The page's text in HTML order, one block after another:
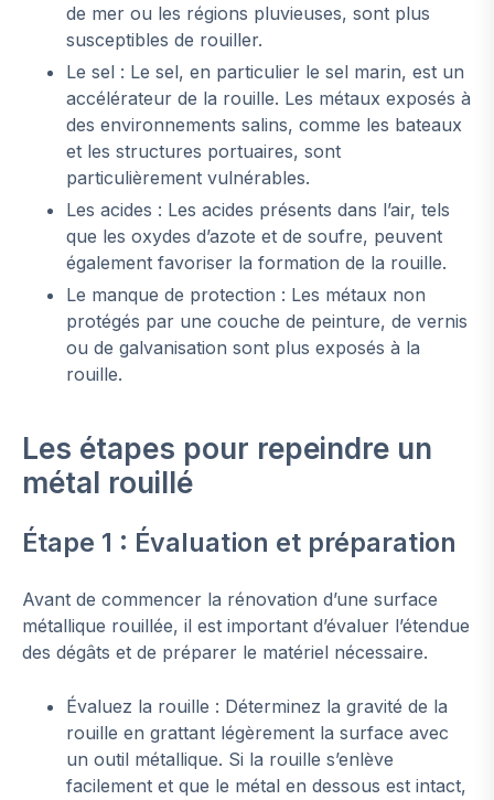
de mer ou les régions pluvieuses, sont plus
susceptibles de rouiller.
Le sel : Le sel, en particulier le sel marin, est un
accélérateur de la rouille. Les métaux exposés à
des environnements salins, comme les bateaux
et les structures portuaires, sont
particulièrement vulnérables.
Les acides : Les acides présents dans l’air, tels
que les oxydes d’azote et de soufre, peuvent
également favoriser la formation de la rouille.
Le manque de protection : Les métaux non
protégés par une couche de peinture, de vernis
ou de galvanisation sont plus exposés à la
rouille.
Les étapes pour repeindre un
métal rouillé
Étape 1 : Évaluation et préparation
Avant de commencer la rénovation d’une surface
métallique rouillée, il est important d’évaluer l’étendue
des dégâts et de préparer le matériel nécessaire.
Évaluez la rouille : Déterminez la gravité de la
rouille en grattant légèrement la surface avec
un outil métallique. Si la rouille s’enlève
facilement et que le métal en dessous est intact,